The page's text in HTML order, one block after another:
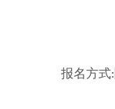
报名方式: